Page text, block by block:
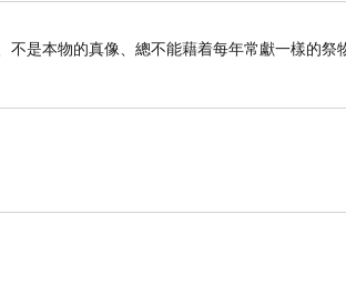
是本物的真像、總不能藉着每年常獻一樣的祭